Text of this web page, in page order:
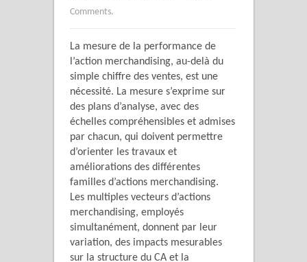
Comments.
La mesure de la performance de
l’action merchandising, au-delà du
simple chiffre des ventes, est une
nécessité. La mesure s’exprime sur
des plans d’analyse, avec des
échelles compréhensibles et admises
par chacun, qui doivent permettre
d’orienter les travaux et
améliorations des différentes
familles d’actions merchandising.
Les multiples vecteurs d’actions
merchandising, employés
simultanément, donnent par leur
variation, des impacts mesurables
sur la structure du CA et la